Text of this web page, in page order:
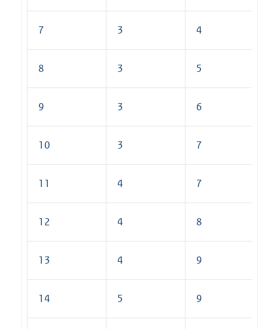
7 3 4
8 3 5
9 3 6
10 3 7
11 4 7
12 4 8
13 4 9
14 5 9